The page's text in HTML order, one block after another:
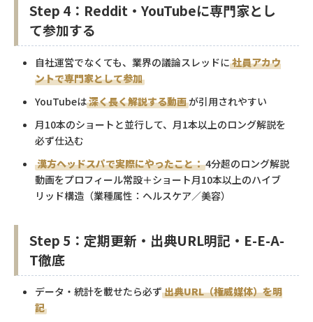
Step 4：Reddit・YouTubeに専門家とし
て参加する
自社運営でなくても、業界の議論スレッドに 社員アカウ
ントで専門家として参加
YouTubeは深く長く解説する動画が引用されやすい
月10本のショートと並行して、月1本以上のロング解説を
必ず仕込む
漢方ヘッドスパで実際にやったこと：4分超のロング解説
動画をプロフィール常設＋ショート月10本以上のハイブ
リッド構造（業種属性：ヘルスケア／美容）
Step 5：定期更新・出典URL明記・E-E-A-
T徹底
データ・統計を載せたら必ず 出典URL（権威媒体）を明
記